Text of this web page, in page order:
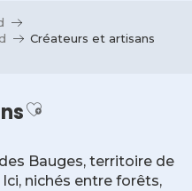
Créateurs et artisans
Ajouter aux
Bauges, territoire de
nichés entre forêts,